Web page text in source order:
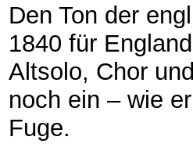
Den Ton der
1840 für
Altsolo, Chor
noch ein – wie
Fuge.